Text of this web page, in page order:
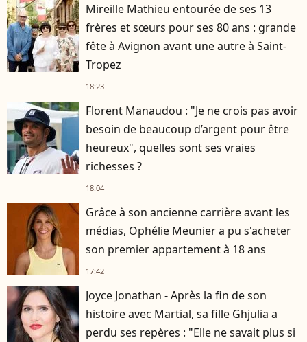
Mireille Mathieu entourée de ses 13
frères et sœurs pour ses 80 ans : grande
fête à Avignon avant une autre à Saint-
Tropez
18:23
Florent Manaudou : "Je ne crois pas avoir
besoin de beaucoup d’argent pour être
heureux", quelles sont ses vraies
richesses ?
18:04
Grâce à son ancienne carrière avant les
médias, Ophélie Meunier a pu s'acheter
son premier appartement à 18 ans
17:42
Joyce Jonathan - Après la fin de son
histoire avec Martial, sa fille Ghjulia a
perdu ses repères : "Elle ne savait plus si